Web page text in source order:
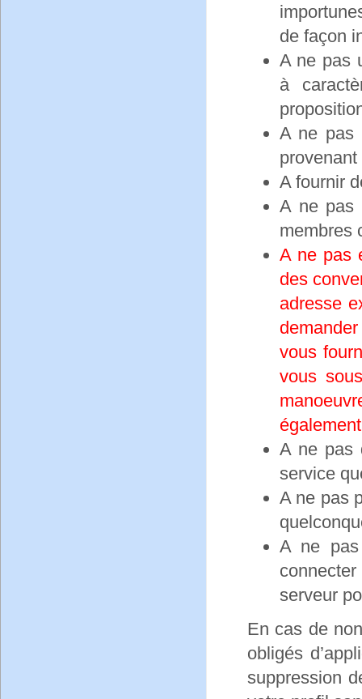
de façon
A ne pas
à
A ne pas
provenant
A fournir
A ne pas
membres
A ne pas
des
adresse
vous
vous
A ne pas
service
A ne pas
A ne
serveur
En cas de
obligés
suppression